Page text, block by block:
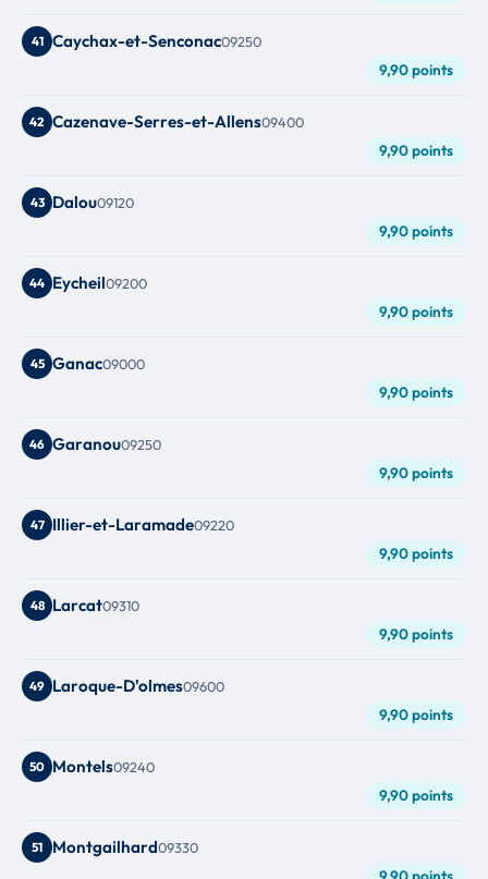
41 Caychax-et-Senconac09250
9,90 points
42 Cazenave-Serres-et-Allens09400
9,90 points
43 Dalou09120
9,90 points
44 Eycheil09200
9,90 points
45 Ganac09000
9,90 points
46 Garanou09250
9,90 points
47 Illier-et-Laramade09220
9,90 points
48 Larcat09310
9,90 points
49 Laroque-D'olmes09600
9,90 points
50 Montels09240
9,90 points
51 Montgailhard09330